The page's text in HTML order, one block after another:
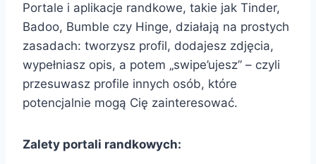
Portale i aplikacje randkowe, takie jak Tinder,
Badoo, Bumble czy Hinge, działają na prostych
zasadach: tworzysz profil, dodajesz zdjęcia,
wypełniasz opis, a potem „swipe’ujesz” – czyli
przesuwasz profile innych osób, które
potencjalnie mogą Cię zainteresować.
Zalety portali randkowych: